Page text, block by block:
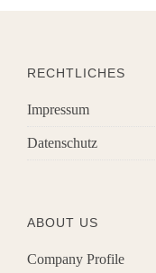
RECHTLICHES
Impressum
Datenschutz
ABOUT US
Company Profile